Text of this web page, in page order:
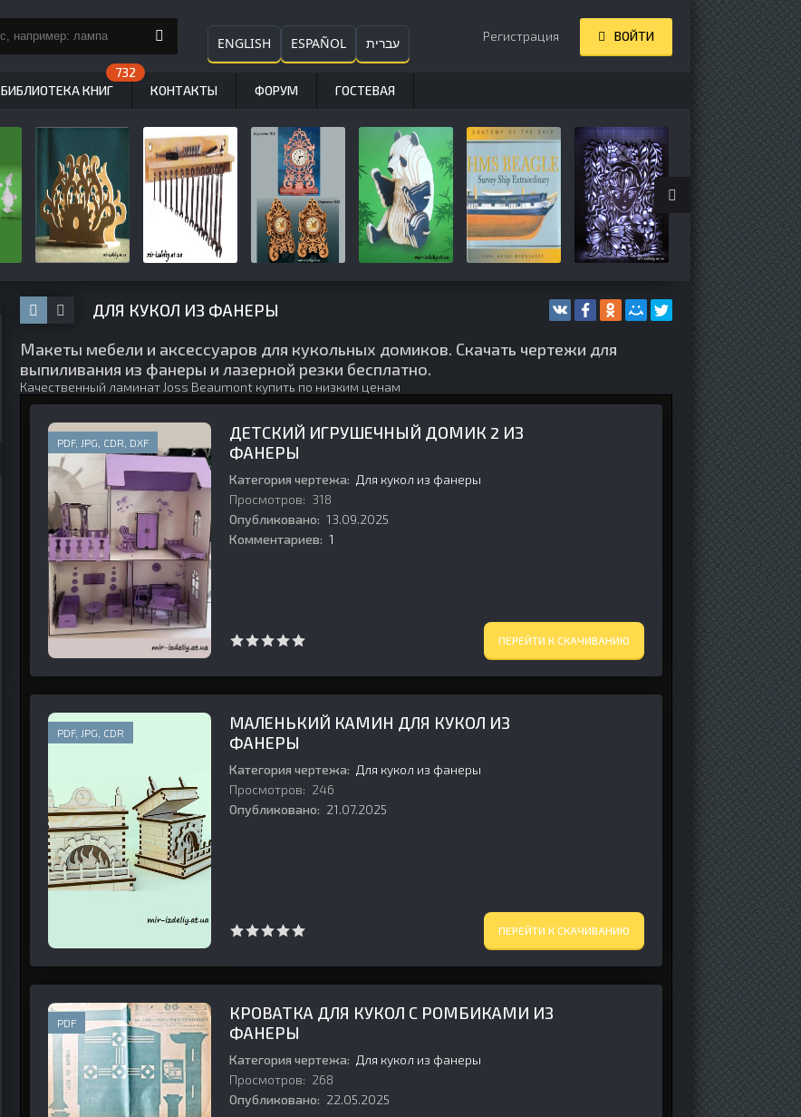
ДЛЯ КУКОЛ ИЗ ФАНЕРЫ
Макеты мебели и аксессуаров для кукольных домиков. Скачать чертежи для
выпиливания из фанеры и лазерной резки бесплатно.
Качественный ламинат Joss Beaumont купить по низким ценам
PDF, JPG, CDR, DXF
ДЕТСКИЙ ИГРУШЕЧНЫЙ ДОМИК 2 ИЗ
ФАНЕРЫ
Категория чертежа: Для кукол из фанеры
Просмотров: 318
Опубликовано: 13.09.2025
Комментариев: 1
ПЕРЕЙТИ К СКАЧИВАНИЮ
PDF, JPG, CDR
МАЛЕНЬКИЙ КАМИН ДЛЯ КУКОЛ ИЗ
ФАНЕРЫ
Категория чертежа: Для кукол из фанеры
Просмотров: 246
Опубликовано: 21.07.2025
ПЕРЕЙТИ К СКАЧИВАНИЮ
PDF
КРОВАТКА ДЛЯ КУКОЛ С РОМБИКАМИ ИЗ
ФАНЕРЫ
Категория чертежа: Для кукол из фанеры
Просмотров: 268
Опубликовано: 22.05.2025
ENGLISH ESPAÑOL עברית Регистрация ВОЙТИ
БИБЛИОТЕКА КНИГ КОНТАКТЫ ФОРУМ ГОСТЕВАЯ